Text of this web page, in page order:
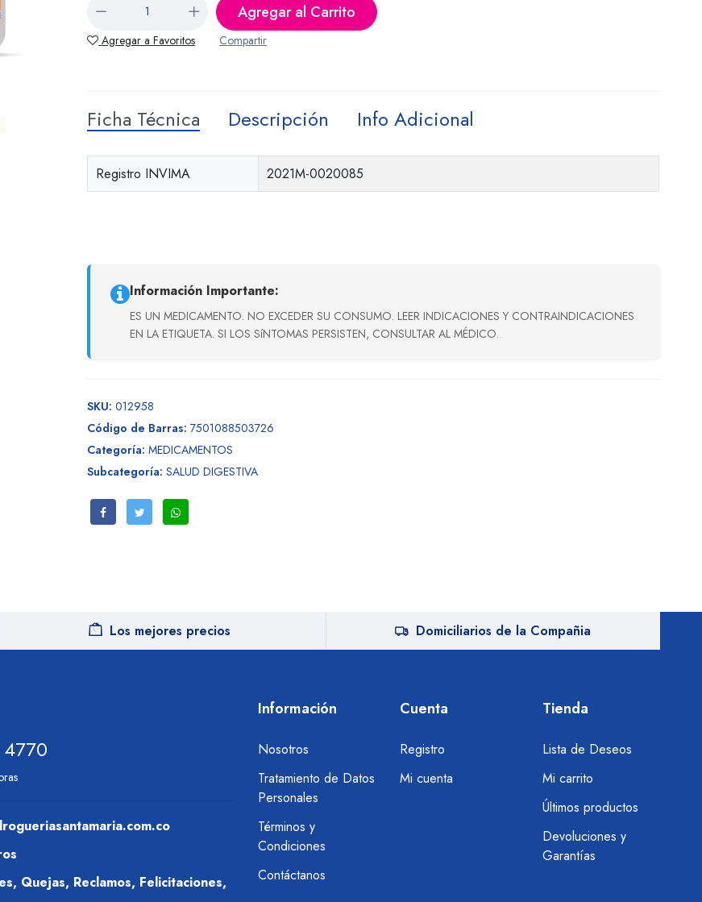
Agregar al Carrito
Agregar a Favoritos Compartir
Ficha Técnica Descripción Info Adicional
Registro INVIMA 2021M-0020085
Información Importante:
ES UN MEDICAMENTO. NO EXCEDER SU CONSUMO. LEER INDICACIONES Y CONTRAINDICACIONES
EN LA ETIQUETA. SI LOS SíNTOMAS PERSISTEN, CONSULTAR AL MÉDICO.
SKU:012958
Código de Barras:7501088503726
Categoría:MEDICAMENTOS
Subcategoría:SALUD DIGESTIVA
Los mejores precios Domiciliarios de la Compañia
Quejas, Reclamos, Felicitaciones,
Información
Nosotros
Tratamiento de Datos
Personales
Términos y
Condiciones
Contáctanos
Cuenta
Registro
Mi cuenta
Tienda
Lista de Deseos
Mi carrito
Últimos productos
Devoluciones y
Garantías